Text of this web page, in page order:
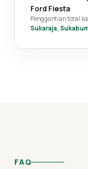
Ford Fiesta
Penggantian total
Sukaraja,
FAQ